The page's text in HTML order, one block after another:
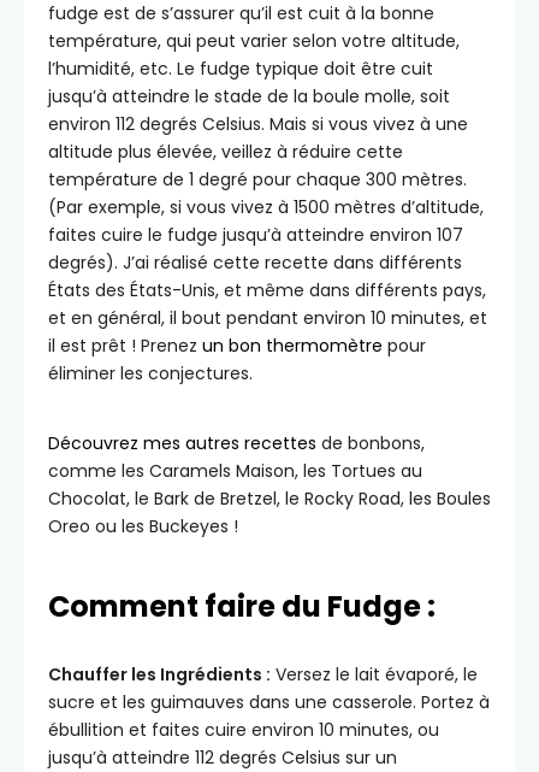
fudge est de s’assurer qu’il est cuit à la bonne
température, qui peut varier selon votre altitude,
l’humidité, etc. Le fudge typique doit être cuit
jusqu’à atteindre le stade de la boule molle, soit
environ 112 degrés Celsius. Mais si vous vivez à une
altitude plus élevée, veillez à réduire cette
température de 1 degré pour chaque 300 mètres.
(Par exemple, si vous vivez à 1500 mètres d’altitude,
faites cuire le fudge jusqu’à atteindre environ 107
degrés). J’ai réalisé cette recette dans différents
États des États-Unis, et même dans différents pays,
et en général, il bout pendant environ 10 minutes, et
il est prêt ! Prenez un bon thermomètre pour
éliminer les conjectures.
Découvrez mes autres recettes de bonbons,
comme les Caramels Maison, les Tortues au
Chocolat, le Bark de Bretzel, le Rocky Road, les Boules
Oreo ou les Buckeyes !
Comment faire du Fudge :
Chauffer les Ingrédients : Versez le lait évaporé, le
sucre et les guimauves dans une casserole. Portez à
ébullition et faites cuire environ 10 minutes, ou
jusqu’à atteindre 112 degrés Celsius sur un